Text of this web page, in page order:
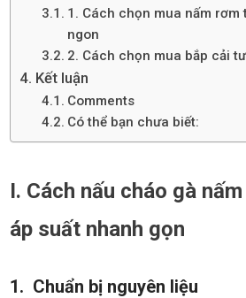
1. Cách chọn mua nấm rơm
ngon
2. Cách chọn mua bắp cải
Kết luận
Comments
Có thể bạn chưa biết:
I. Cách nấu cháo gà
áp suất nhanh gọn
1. Chuẩn bị nguyên liệu